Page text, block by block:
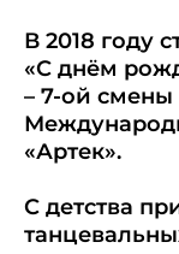
В 2018 году
«С днём
– 7-ой смены
«Артек».
С детства